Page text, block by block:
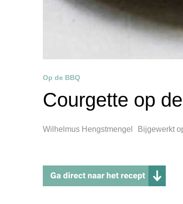
Op de BBQ
Courgette op
Wilhelmus Hengstmengel Bijgewerkt